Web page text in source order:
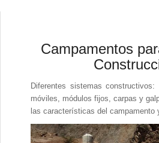
Campamentos
Diferentes sistemas constructivos:
móviles, módulos fijos, carpas y
las características del campamento